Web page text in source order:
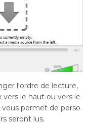
l'ordre de lecture,
le haut ou vers le
vous permet de perso
seront lus.